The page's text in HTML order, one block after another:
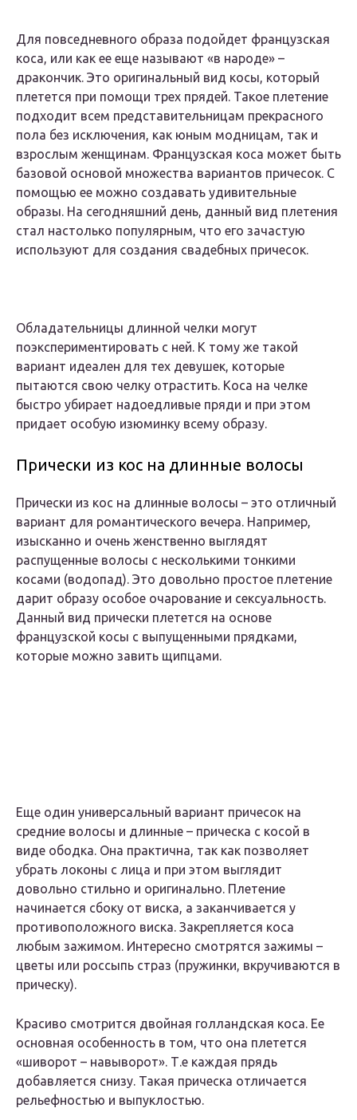
Для повседневного образа подойдет французская
коса, или как ее еще называют «в народе» –
дракончик. Это оригинальный вид косы, который
плетется при помощи трех прядей. Такое плетение
подходит всем представительницам прекрасного
пола без исключения, как юным модницам, так и
взрослым женщинам. Французская коса может быть
базовой основой множества вариантов причесок. С
помощью ее можно создавать удивительные
образы. На сегодняшний день, данный вид плетения
стал настолько популярным, что его зачастую
используют для создания свадебных причесок.
Обладательницы длинной челки могут
поэкспериментировать с ней. К тому же такой
вариант идеален для тех девушек, которые
пытаются свою челку отрастить. Коса на челке
быстро убирает надоедливые пряди и при этом
придает особую изюминку всему образу.
Прически из кос на длинные волосы
Прически из кос на длинные волосы – это отличный
вариант для романтического вечера. Например,
изысканно и очень женственно выглядят
распущенные волосы с несколькими тонкими
косами (водопад). Это довольно простое плетение
дарит образу особое очарование и сексуальность.
Данный вид прически плетется на основе
французской косы с выпущенными прядками,
которые можно завить щипцами.
Еще один универсальный вариант причесок на
средние волосы и длинные – прическа с косой в
виде ободка. Она практична, так как позволяет
убрать локоны с лица и при этом выглядит
довольно стильно и оригинально. Плетение
начинается сбоку от виска, а заканчивается у
противоположного виска. Закрепляется коса
любым зажимом. Интересно смотрятся зажимы –
цветы или россыпь страз (пружинки, вкручиваются в
прическу).
Красиво смотрится двойная голландская коса. Ее
основная особенность в том, что она плетется
«шиворот – навыворот». Т.е каждая прядь
добавляется снизу. Такая прическа отличается
рельефностью и выпуклостью.